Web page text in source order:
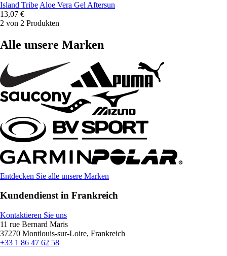
Island Tribe Aloe Vera Gel Aftersun
13,07 €
2 von 2 Produkten
Alle unsere Marken
Entdecken Sie alle unsere Marken
Kundendienst in Frankreich
Kontaktieren Sie uns
11 rue Bernard Maris
37270 Montlouis-sur-Loire, Frankreich
+33 1 86 47 62 58